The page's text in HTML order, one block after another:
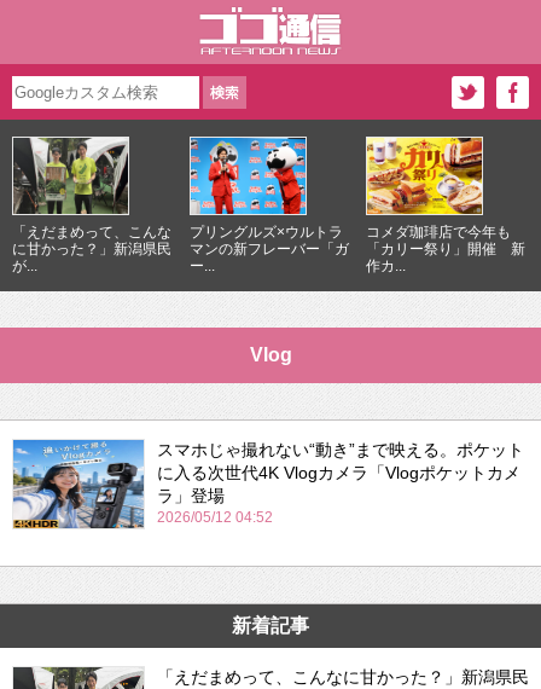
「えだまめって、こんな
に甘かった？」新潟県民
が...
プリングルズ×ウルトラ
マンの新フレーバー「ガ
ー...
コメダ珈琲店で今年も
「カリー祭り」開催 新
作カ...
Vlog
スマホじゃ撮れない“動き”まで映える。ポケット
に入る次世代4K Vlogカメラ「Vlogポケットカメ
ラ」登場
2026/05/12 04:52
新着記事
「えだまめって、こんなに甘かった？」新潟県民